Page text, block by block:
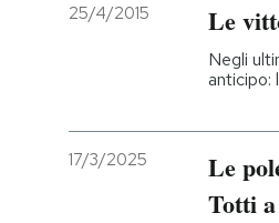
25/4/2015 Le
Negli
anticipo:
17/3/2025
Le
Totti